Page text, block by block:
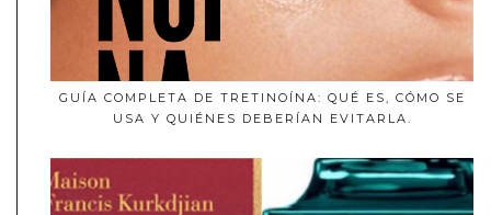
GUÍA COMPLETA DE TRETINOÍNA: QUÉ ES, CÓMO SE
USA Y QUIÉNES DEBERÍAN EVITARLA.